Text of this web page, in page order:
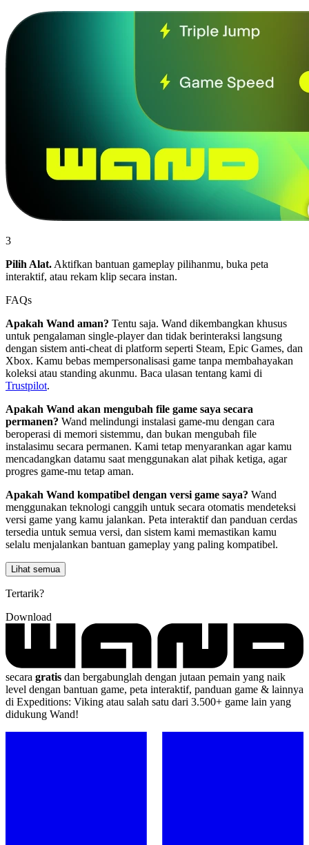
3
Pilih Alat. Aktifkan bantuan gameplay pilihanmu, buka peta
interaktif, atau rekam klip secara instan.
FAQs
Apakah Wand aman? Tentu saja. Wand dikembangkan khusus
untuk pengalaman single-player dan tidak berinteraksi langsung
dengan sistem anti-cheat di platform seperti Steam, Epic Games, dan
Xbox. Kamu bebas mempersonalisasi game tanpa membahayakan
koleksi atau standing akunmu. Baca ulasan tentang kami di
Trustpilot.
Apakah Wand akan mengubah file game saya secara
permanen? Wand melindungi instalasi game-mu dengan cara
beroperasi di memori sistemmu, dan bukan mengubah file
instalasimu secara permanen. Kami tetap menyarankan agar kamu
mencadangkan datamu saat menggunakan alat pihak ketiga, agar
progres game-mu tetap aman.
Apakah Wand kompatibel dengan versi game saya? Wand
menggunakan teknologi canggih untuk secara otomatis mendeteksi
versi game yang kamu jalankan. Peta interaktif dan panduan cerdas
tersedia untuk semua versi, dan sistem kami memastikan kamu
selalu menjalankan bantuan gameplay yang paling kompatibel.
Lihat semua
Tertarik?
Download
secara gratis dan bergabunglah dengan jutaan pemain yang naik
level dengan bantuan game, peta interaktif, panduan game & lainnya
di Expeditions: Viking atau salah satu dari 3.500+ game lain yang
didukung Wand!